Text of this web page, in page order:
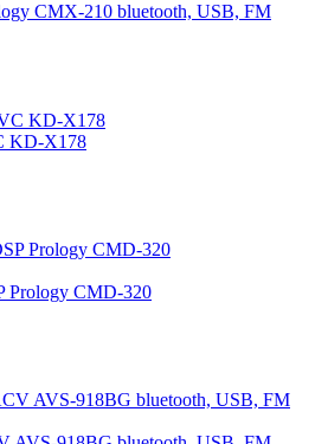
CMX-210 bluetooth, USB, FM
KD-X178
Prology CMD-320